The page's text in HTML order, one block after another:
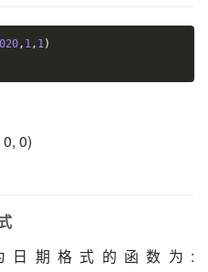
, 1, 1)
0)
日期格式的函数为: